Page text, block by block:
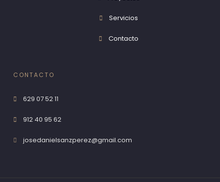
Servicios
Contacto
CONTACTO
629 07 52 11
912 40 95 62
josedanielsanzperez@gmail.com